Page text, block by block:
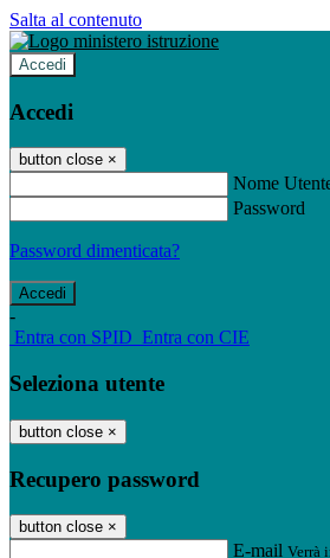
Salta al contenuto
Accedi
Accedi
button close ×
Nome
Password
Password dimenticata?
-
Entra con SPID Entra con CIE
Seleziona utente
button close ×
Recupero password
button close ×
E-mail Verrà